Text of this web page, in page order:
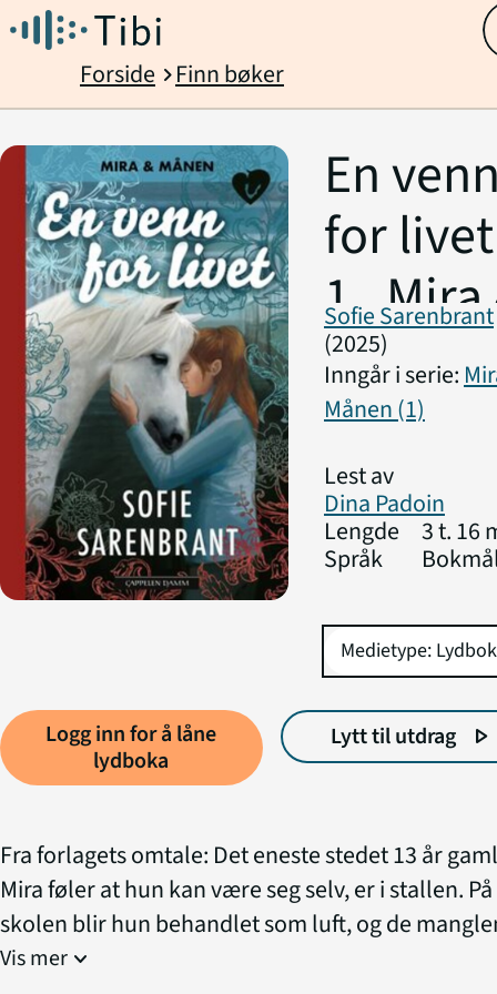
Forside chevron_rightFinn bøker
En venn
for
1 . Mira
Månen
Sofie Sarenbrant
(2025)
Inngår i serie:
Månen (1)
Lest av
Dina Padoin
Lengde 3 t. 16
Språk
Logg inn for å låne
lydboka
Lytt til utdrag play_arrow
Fra forlagets omtale: Det eneste stedet 13 år
Mira føler at hun kan være seg selv, er i stallen. På
skolen blir hun behandlet som luft, og de
sosiale evnene hennes ekskluderer henne fra de
Vis mer expand_more